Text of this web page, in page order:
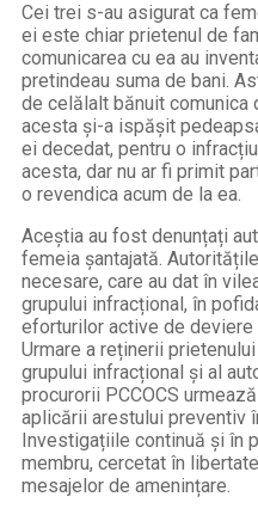
Cei trei s-au asigurat ca
ei este chiar prietenul de
comunicarea cu ea au
pretindeau suma de bani.
de celălalt bănuit comunica
acesta și-a ispășit
ei decedat, pentru o
acesta, dar nu ar fi primit
o revendica acum de la ea.
Aceștia au fost denunțați
femeia șantajată.
necesare, care au dat în
grupului infracțional, în
eforturilor active de
Urmare a reținerii
grupului infracțional și al
procurorii PCCOCS
aplicării arestului preventiv
Investigațiile continuă și în
membru, cercetat în
mesajelor de amenințare.